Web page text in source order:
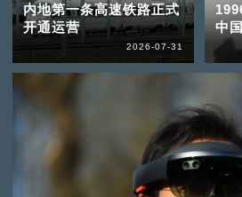
内地第一条高速铁路正式
开通运营
2026-07-31
中